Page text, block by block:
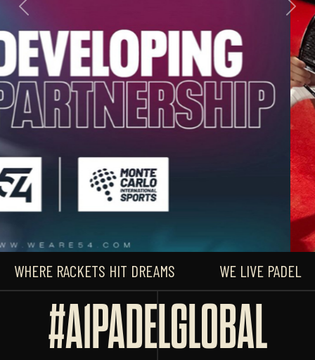
Previous Next
WHERE RACKETS HIT DREAMS WE LIVE PADEL
#A1PADELGLOBAL